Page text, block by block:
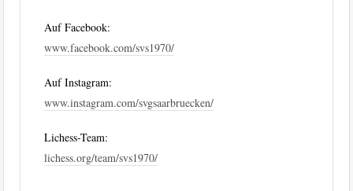
Auf Facebook:
www.facebook.com/svs1970/
Auf Instagram:
www.instagram.com/svgsaarbruecken/
Lichess-Team:
lichess.org/team/svs1970/